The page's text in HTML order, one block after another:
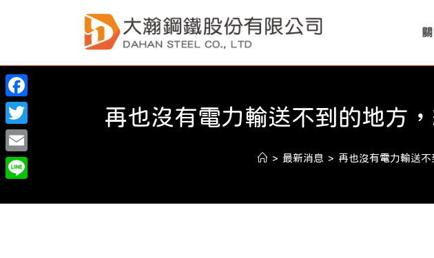
再也沒有電力輸送不到的地方
> 最新消息 > 再也沒有電力輸送
F
a
c
e
T
w
i
E
a